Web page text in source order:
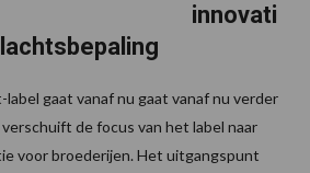
innovati
gaat vanaf nu gaat vanaf nu verder
verschuift de focus van het label naar
voor broederijen. Het uitgangspunt